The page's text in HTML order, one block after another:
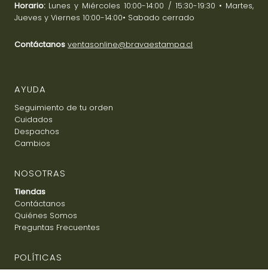
Horario: Lunes y Miércoles 10:00-14:00 / 15:30-19:30 • Martes,
Jueves y Viernes 10:00-14:00• Sabado cerrado
Contáctanos ventasonline@bravaestampa.cl
AYUDA
Seguimiento de tu orden
Cuidados
Despachos
Cambios
NOSOTRAS
Tiendas
Contáctanos
Quiénes Somos
Preguntas Frecuentes
POLÍTICAS